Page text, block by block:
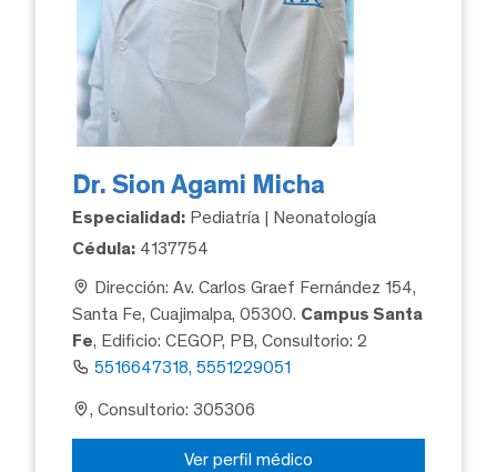
Dr. Sion Agami Micha
Especialidad: Pediatría | Neonatología
Cédula: 4137754
Dirección: Av. Carlos Graef Fernández 154,
Santa Fe, Cuajimalpa, 05300. Campus Santa
Fe, Edificio: CEGOP, PB, Consultorio: 2
5516647318, 5551229051
, Consultorio: 305306
Ver perfil médico